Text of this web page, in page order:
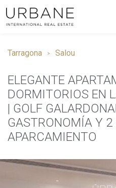
Tarragona Salou
ELEGANTE
DORMITORIOS EN
| GOLF
GASTRONOMÍA Y 2
APARCAMIENTO